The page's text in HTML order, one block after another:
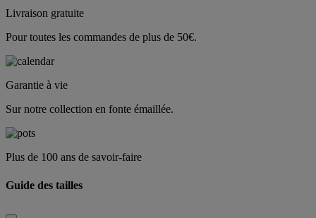
Livraison gratuite
Pour toutes les commandes de plus de 50€.
Garantie à vie
Sur notre collection en fonte émaillée.
Plus de 100 ans de savoir-faire
Guide des tailles